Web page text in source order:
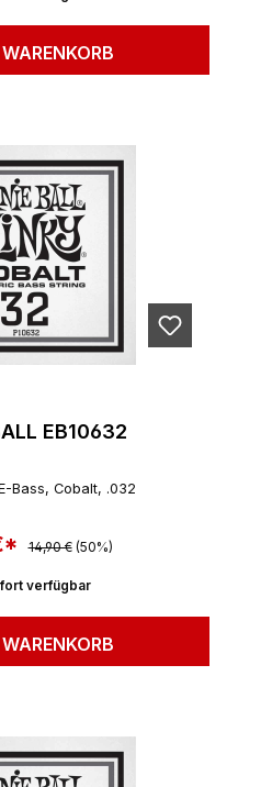
EB10632
Bass, Cobalt, .032
Regulärer Preis:
14,90 € (50%)
verfügbar